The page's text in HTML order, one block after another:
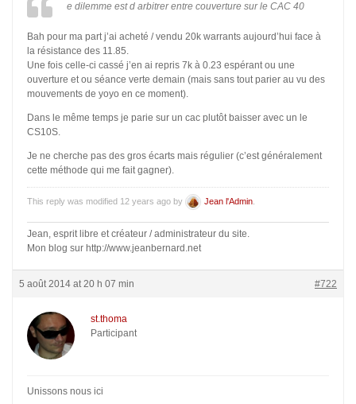
e dilemme est d arbitrer entre couverture sur le CAC 40
Bah pour ma part j’ai acheté / vendu 20k warrants aujourd’hui face à
la résistance des 11.85.
Une fois celle-ci cassé j’en ai repris 7k à 0.23 espérant ou une
ouverture et ou séance verte demain (mais sans tout parier au vu des
mouvements de yoyo en ce moment).
Dans le même temps je parie sur un cac plutôt baisser avec un le
CS10S.
Je ne cherche pas des gros écarts mais régulier (c’est généralement
cette méthode qui me fait gagner).
This reply was modified 12 years ago by Jean l'Admin
Jean, esprit libre et créateur / administrateur du site.
Mon blog sur http://www.jeanbernard.net
5 août 2014 at 20 h 07 min #722
st.thoma
Participant
Unissons nous ici